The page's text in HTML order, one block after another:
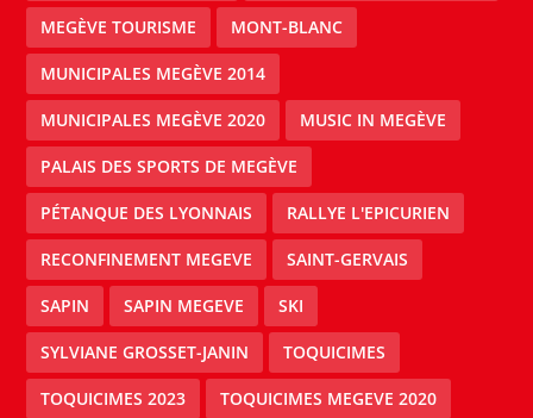
MEGÈVE TOURISME MONT-BLANC
MUNICIPALES MEGÈVE 2014
MUNICIPALES MEGÈVE 2020 MUSIC IN MEGÈVE
PALAIS DES SPORTS DE MEGÈVE
PÉTANQUE DES LYONNAIS RALLYE L'EPICURIEN
RECONFINEMENT MEGEVE SAINT-GERVAIS
SAPIN SAPIN MEGEVE SKI
SYLVIANE GROSSET-JANIN TOQUICIMES
TOQUICIMES 2023 TOQUICIMES MEGEVE 2020